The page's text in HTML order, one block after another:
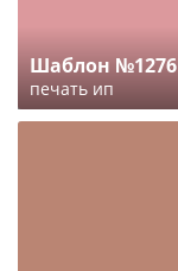
Шаблон №1276
печать ип